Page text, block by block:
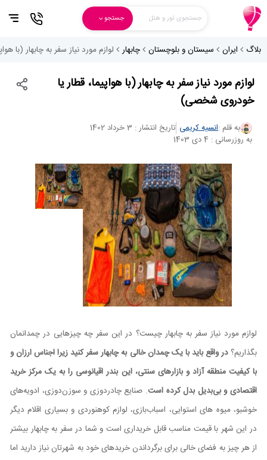
جستجوی تور و هتل جستجو
بلاگ ایران سیستان و بلوچستان چابهار لوازم مورد نیاز سفر به چابهار (با
لوازم مورد نیاز سفر به چابهار (با هواپیما، قطار یا
خودروی شخصی)
به قلم :انسیه کریمی تاریخ انتشار : 3 خرداد 1402
به روزرسانی : 4 دی 1403
لوازم مورد نیاز سفر به چابهار چیست؟ در این سفر چه چیزهایی در چمدانمان
بگذاریم؟در واقع باید با یک چمدان خالی به چابهار سفر کنید زیرا اجناس ارزان و
با کیفیت منطقه آزاد و بازارهای سنتی، این بندر اقیانوسی را به یک مرکز خرید
اقتصادی و بی‌بدیل بدل کرده است. صنایع چادردوزی و سوزن‌دوزی، ادویه‌های
خوشبو، میوه های استوایی، اسباب‌بازی، لوازم کوهنوردی و بسیاری اقلام دیگر
در این شهر با قیمت مناسب قابل خریداری است و شما در سفر به چابهار بیشتر
از هر چیز به فضای خالی برای برگرداندن خریدهای خود به شهرتان نیاز دارید اما